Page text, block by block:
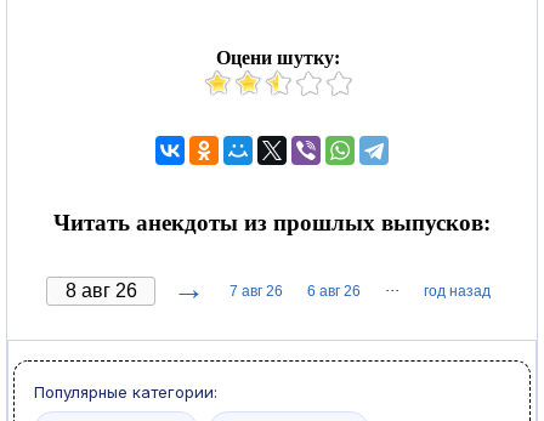
Оцени шутку:
Читать анекдоты из прошлых выпусков:
→ 7 авг 26 6 авг 26 ··· год назад
Популярные категории: